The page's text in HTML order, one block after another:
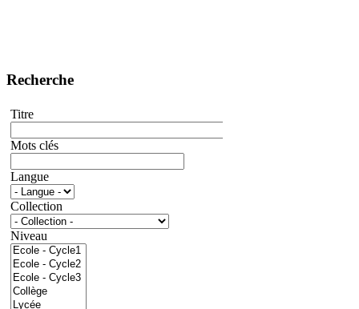
Recherche
Titre
Mots clés
Langue
Collection
Niveau